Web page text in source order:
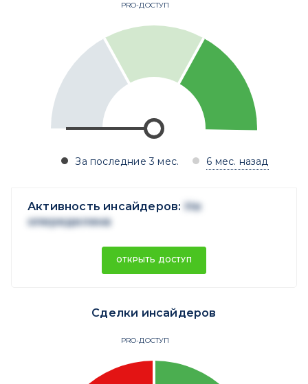
PRO-ДОСТУП
За последние 3 мес. 6 мес. назад
Активность инсайдеров: Не
опеределена
ОТКРЫТЬ ДОСТУП
Сделки инсайдеров
PRO-ДОСТУП